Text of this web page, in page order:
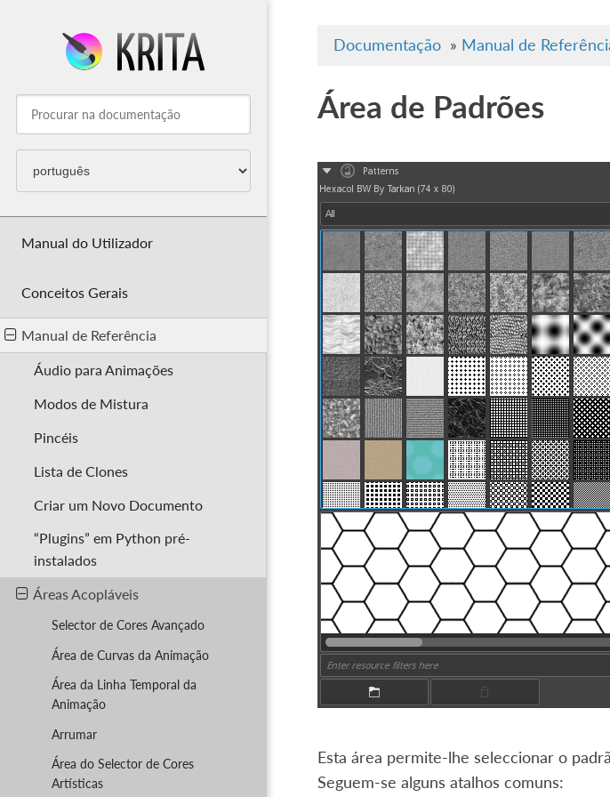
Manual do Utilizador
Conceitos Gerais
Manual de Referência
Áudio para Animações
Modos de Mistura
Pincéis
Lista de Clones
Criar um Novo Documento
“Plugins” em Python pré-
instalados
Áreas Acopláveis
Selector de Cores Avançado
Área de Curvas da Animação
Área da Linha Temporal da
Animação
Arrumar
Área do Selector de Cores
Artísticas
Documentação » Manual de
Área de Padrões
Esta área permite-lhe seleccionar o
Seguem-se alguns atalhos comuns: